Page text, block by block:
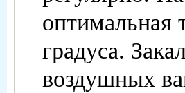
оптимальная
градуса.
воздушных